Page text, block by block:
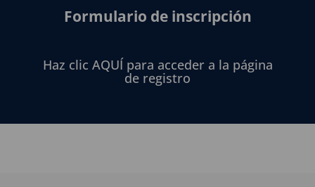
Formulario de inscripción
Haz clic AQUÍ para acceder a la página
de registro